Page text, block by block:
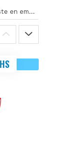
Aguerd a choisi sa destination, Naples reste en embuscade